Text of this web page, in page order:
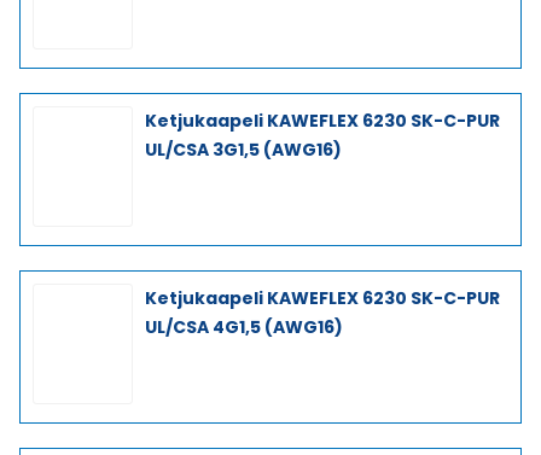
Ketjukaapeli KAWEFLEX 6230 SK-C-PUR
UL/CSA 3G1,5 (AWG16)
Ketjukaapeli KAWEFLEX 6230 SK-C-PUR
UL/CSA 4G1,5 (AWG16)